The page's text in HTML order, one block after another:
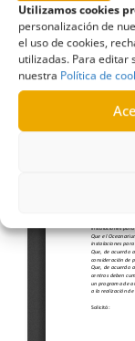
Utilizamos cookies
personalización de
el uso de cookies,
utilizadas. Para editar
nuestra Política de